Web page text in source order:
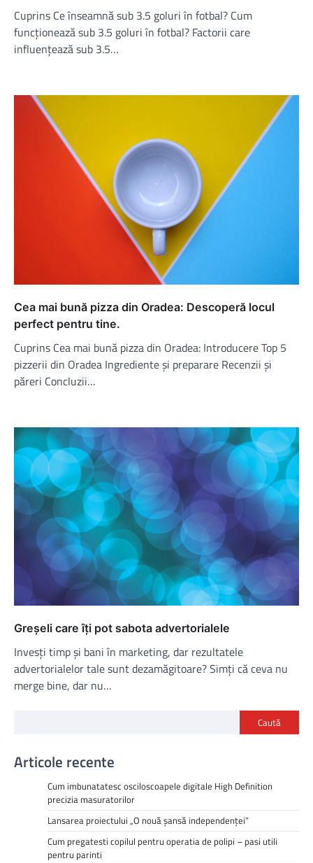
Cuprins Ce înseamnă sub 3.5 goluri în fotbal? Cum
funcționează sub 3.5 goluri în fotbal? Factorii care
influențează sub 3.5…
Cea mai bună pizza din Oradea: Descoperă locul
perfect pentru tine.
Cuprins Cea mai bună pizza din Oradea: Introducere Top 5
pizzerii din Oradea Ingrediente și preparare Recenzii și
păreri Concluzii…
Greșeli care îți pot sabota advertorialele
Invesți timp și bani în marketing, dar rezultatele
advertorialelor tale sunt dezamăgitoare? Simți că ceva nu
merge bine, dar nu…
Caută
Articole recente
Cum imbunatatesc osciloscoapele digitale High Definition
precizia masuratorilor
Lansarea proiectului „O nouă șansă independenței”
Cum pregatesti copilul pentru operatia de polipi – pasi utili
pentru parinti